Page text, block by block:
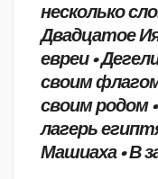
несколько
Двадцатое
евреи •
своим
своим родом
лагерь
Машиаха • В